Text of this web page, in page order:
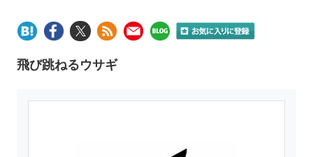
飛び跳ねるウサギ